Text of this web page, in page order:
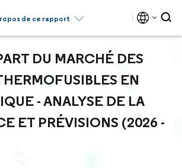
de ce rapport
DU MARCHÉ DES
EN
- ANALYSE DE LA
ET PRÉVISIONS (2026 -